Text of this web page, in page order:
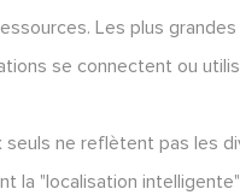
Les plus
se connectent ou
seuls ne reflètent pas les
la "localisation